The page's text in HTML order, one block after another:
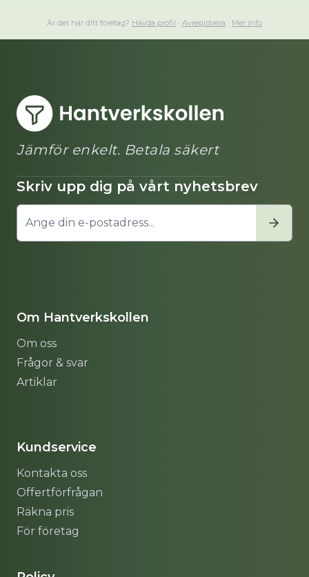
Är det här ditt företag? Hävda profil · Avregistrera · Mer info
Jämför enkelt. Betala säkert
Skriv upp dig på vårt nyhetsbrev
Om Hantverkskollen
Om oss
Frågor & svar
Artiklar
Kundservice
Kontakta oss
Offertförfrågan
Räkna pris
För företag